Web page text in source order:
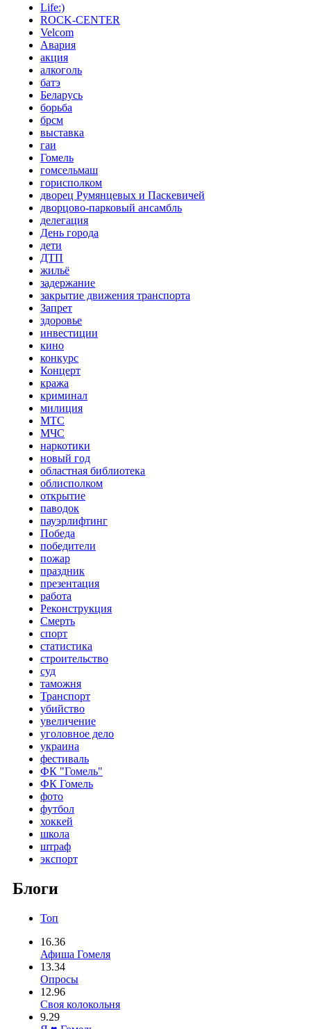
Life:)
ROCK-CENTER
Velcom
Авария
акция
алкоголь
батэ
Беларусь
борьба
брсм
выставка
гаи
Гомель
гомсельмаш
горисполком
дворец Румянцевых и Паскевичей
дворцово-парковый ансамбль
делегация
День города
дети
ДТП
жильё
задержание
закрытие движения транспорта
Запрет
здоровье
инвестиции
кино
конкурс
Концерт
кража
криминал
милиция
МТС
МЧС
наркотики
новый год
областная библиотека
облисполком
открытие
паводок
пауэрлифтинг
Победа
победители
пожар
праздник
презентация
работа
Реконструкция
Смерть
спорт
статистика
строительство
суд
таможня
Транспорт
убийство
увеличение
уголовное дело
украина
фестиваль
ФК "Гомель"
ФК Гомель
фото
футбол
хоккей
школа
штраф
экспорт
Блоги
Топ
16.36
Афиша Гомеля
13.34
Опросы
12.96
Своя колокольня
9.29